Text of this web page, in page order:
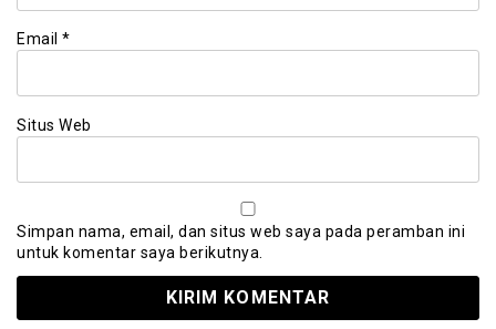
Email *
Situs Web
Simpan nama, email, dan situs web saya pada peramban ini
untuk komentar saya berikutnya.